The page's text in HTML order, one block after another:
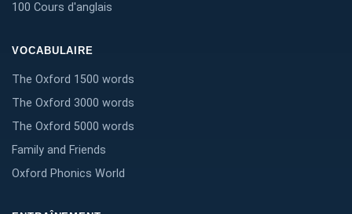
100 Cours d'anglais
VOCABULAIRE
The Oxford 1500 words
The Oxford 3000 words
The Oxford 5000 words
Family and Friends
Oxford Phonics World